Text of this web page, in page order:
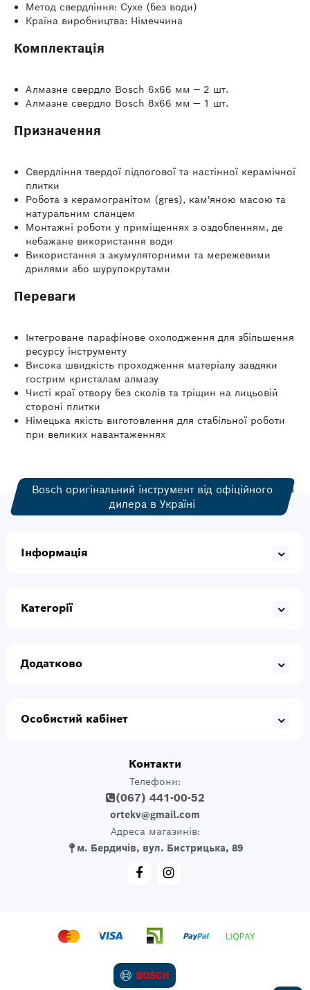
Метод свердління: Сухе (без води)
Країна виробництва: Німеччина
Комплектація
Алмазне свердло Bosch 6х66 мм — 2 шт.
Алмазне свердло Bosch 8х66 мм — 1 шт.
Призначення
Свердління твердої підлогової та настінної керамічної
плитки
Робота з керамогранітом (gres), кам'яною масою та
натуральним сланцем
Монтажні роботи у приміщеннях з оздобленням, де
небажане використання води
Використання з акумуляторними та мережевими
дрилями або шурупокрутами
Переваги
Інтегроване парафінове охолодження для збільшення
ресурсу інструменту
Висока швидкість проходження матеріалу завдяки
гострим кристалам алмазу
Чисті краї отвору без сколів та тріщин на лицьовій
стороні плитки
Німецька якість виготовлення для стабільної роботи
при великих навантаженнях
Bosch оригінальний інструмент від офіційного
дилера в Україні
Інформація
Категорії
Додатково
Особистий кабінет
Контакти
Телефони:
(067) 441-00-52
ortekv@gmail.com
Адреса магазинів:
м. Бердичів, вул. Бистрицька, 89